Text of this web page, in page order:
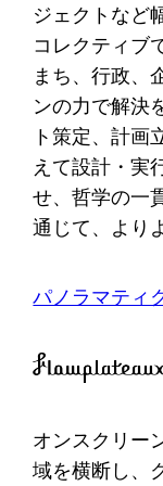
ジェクトなど
コレクティブ
まち、行政、
ンの力で解決
ト策定、計画
えて設計・実
せ、哲学の一
通じて、より
パノラマティ
オンスクリー
域を横断し、